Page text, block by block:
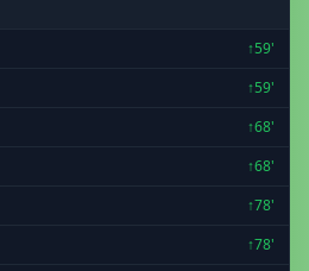
↑59'
↑59'
↑68'
↑68'
↑78'
↑78'